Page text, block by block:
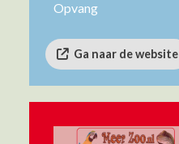
Opvang
Ga naar de website